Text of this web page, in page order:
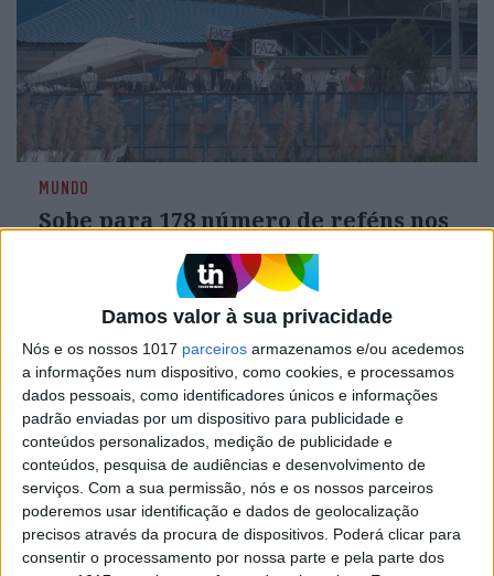
Damos valor à sua privacidade
Nós e os nossos 1017 parceiros armazenamos e/ou acedemos
a informações num dispositivo, como cookies, e processamos
dados pessoais, como identificadores únicos e informações
padrão enviadas por um dispositivo para publicidade e
conteúdos personalizados, medição de publicidade e
conteúdos, pesquisa de audiências e desenvolvimento de
serviços. Com a sua permissão, nós e os nossos parceiros
poderemos usar identificação e dados de geolocalização
precisos através da procura de dispositivos. Poderá clicar para
consentir o processamento por nossa parte e pela parte dos
MUNDO
Sobe para 178 número de reféns nos
Os guardas feitos reféns nos motins simultâneos
ocorridos em prisões do Equador são já 178, após
o alastramento a mais estabelecimentos
prisionais da crise em curso no país, indicou hoje
a agência penitenciária do Estado